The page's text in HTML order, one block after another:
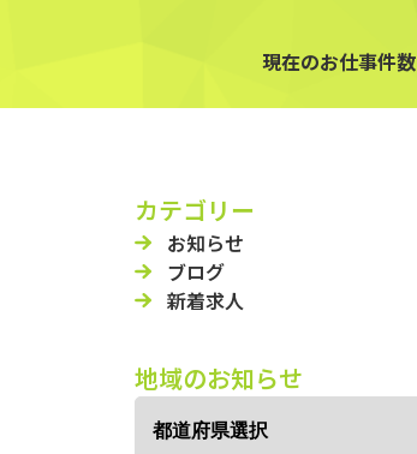
現在のお仕事件数
カテゴリー
お知らせ
ブログ
新着求人
地域のお知らせ